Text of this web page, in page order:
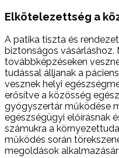
Elkötelezettség a
A patika tiszta és
biztonságos vásárláshoz.
továbbképzéseken
tudással álljanak a
vesznek helyi
erősítve a közösség
gyógyszertár működése
egészségügyi előírásnak
számukra a
működés során
megoldások